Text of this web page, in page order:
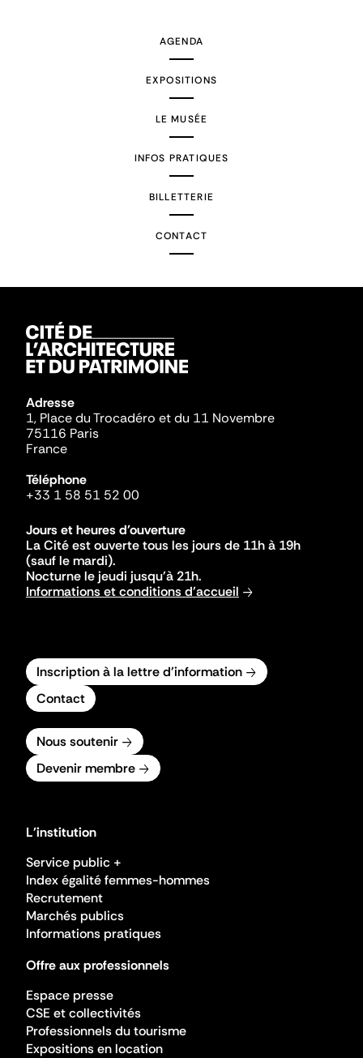
AGENDA
EXPOSITIONS
LE MUSÉE
INFOS PRATIQUES
BILLETTERIE
CONTACT
Adresse
1, Place du Trocadéro et du 11 Novembre
75116 Paris
France
Téléphone
+33 1 58 51 52 00
Jours et heures d'ouverture
La Cité est ouverte tous les jours de 11h à 19h
(sauf le mardi).
Nocturne le jeudi jusqu'à 21h.
Informations et conditions d'accueil
Inscription à la lettre d'information
Contact
Nous soutenir
Devenir membre
L'institution
Service public +
Index égalité femmes-hommes
Recrutement
Marchés publics
Informations pratiques
Offre aux professionnels
Espace presse
CSE et collectivités
Professionnels du tourisme
Expositions en location